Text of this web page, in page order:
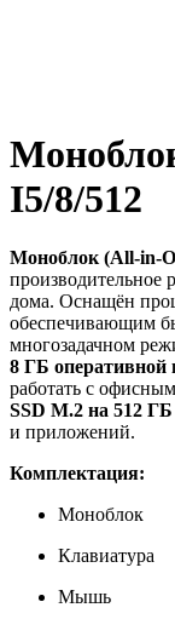
I5/8/512
Моноблок (All-in-
производительное
дома. Оснащён
обеспечивающим
многозадачном
8 ГБ оперативной
работать с
SSD M.2 на 512 ГБ
и приложений.
Комплектация:
Моноблок
Клавиатура
Мышь